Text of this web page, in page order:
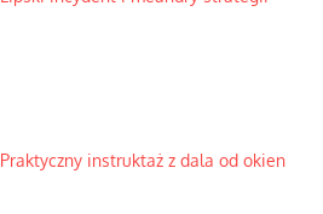
Praktyczny instruktaż z dala od okien